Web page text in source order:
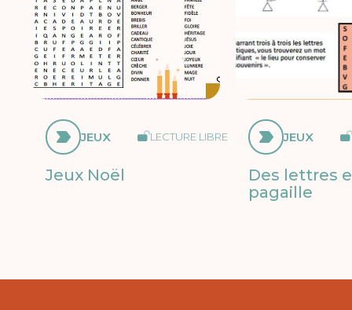
JEUX LECTURE LIBRE
Jeux Noël
JEUX
Des lettres
pagaille